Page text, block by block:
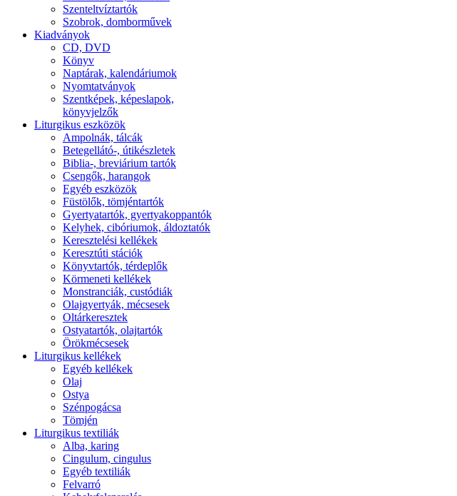
Szenteltvíztartók
Szobrok, domborművek
Kiadványok
CD, DVD
Könyv
Naptárak, kalendáriumok
Nyomtatványok
Szentképek, képeslapok,
könyvjelzők
Liturgikus eszközök
Ampolnák, tálcák
Betegellátó-, útikészletek
Biblia-, breviárium tartók
Csengők, harangok
Egyéb eszközök
Füstölők, tömjéntartók
Gyertyatartók, gyertyakoppantók
Kelyhek, cibóriumok, áldoztatók
Keresztelési kellékek
Keresztúti stációk
Könyvtartók, térdeplők
Körmeneti kellékek
Monstranciák, custódiák
Olajgyertyák, mécsesek
Oltárkeresztek
Ostyatartók, olajtartók
Örökmécsesek
Liturgikus kellékek
Egyéb kellékek
Olaj
Ostya
Szénpogácsa
Tömjén
Liturgikus textiliák
Alba, karing
Cingulum, cingulus
Egyéb textiliák
Felvarró